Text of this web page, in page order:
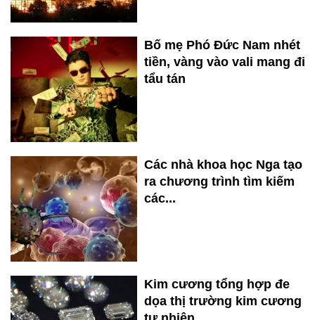
Bố mẹ Phó Đức Nam nhét
tiền, vàng vào vali mang đi
tẩu tán
Các nhà khoa học Nga tạo
ra chương trình tìm kiếm
các...
Kim cương tổng hợp đe
dọa thị trường kim cương